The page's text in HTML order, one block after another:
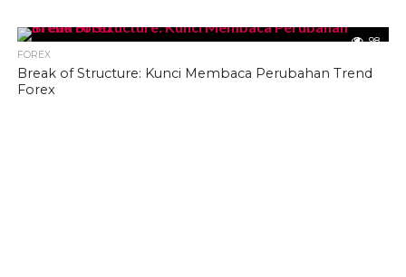
98
FOREX
Break of Structure: Kunci Membaca Perubahan Trend
Forex